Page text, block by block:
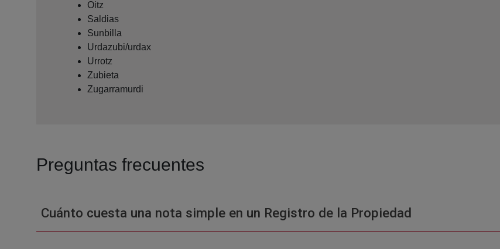
Oitz
Saldias
Sunbilla
Urdazubi/urdax
Urrotz
Zubieta
Zugarramurdi
Preguntas frecuentes
Cuánto cuesta una nota simple en un Registro de la Propiedad